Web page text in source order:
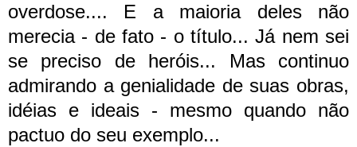
overdose.... E a maioria deles não
merecia - de fato - o título... Já nem sei
se preciso de heróis... Mas continuo
admirando a genialidade de suas obras,
idéias e ideais - mesmo quando não
pactuo do seu exemplo...